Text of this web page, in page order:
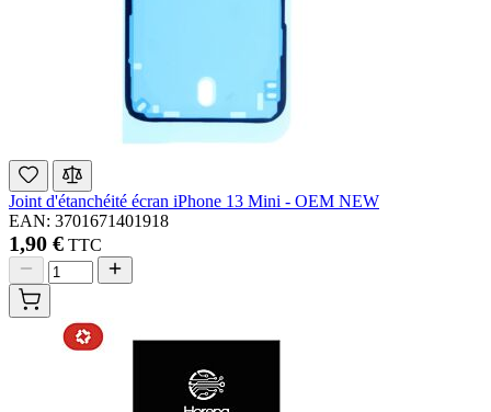
Joint d'étanchéité écran iPhone 13 Mini - OEM NEW
EAN: 3701671401918
1,90 € TTC